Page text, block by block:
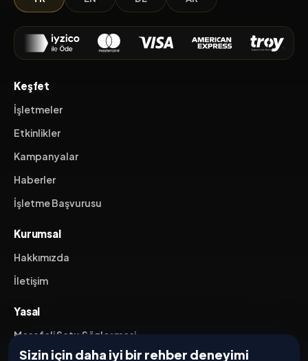
Sizin için daha iyi bir rehber deneyimi
Keşfet
İşletmeler
Etkinlikler
Kampanyalar
Haberler
İşletme Başvurusu
Kurumsal
Hakkımızda
İletişim
Yasal
Mesafeli Satış Sözleşmesi
İptal / İade Koşulları